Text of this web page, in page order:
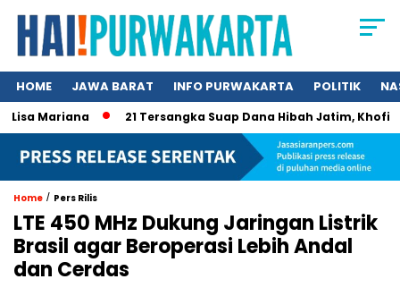
HOME JAWA BARAT INFO PURWAKARTA POLITIK
Mariana 21 Tersangka Suap Dana Hibah Jatim, Khofifah
Home / Pers Rilis
LTE 450 MHz Dukung Jaringan Listrik
Brasil agar Beroperasi Lebih Andal
dan Cerdas